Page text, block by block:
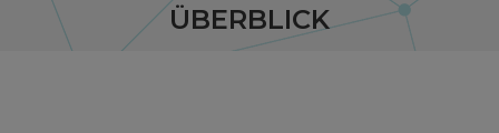
ÜBERBLICK
Sie befinden sich hier: